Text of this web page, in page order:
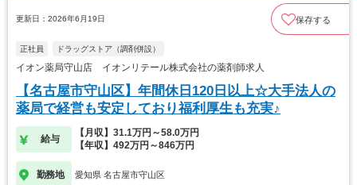
更新日：2026年6月19日 保存する
正社員 ドラッグストア（調剤併設）
イオン薬局守山店 イオンリテール株式会社の薬剤師求人
【名古屋市守山区】年間休日120日以上☆大手法人の
薬局で経営も安定しており福利厚生も充実♪
給与
【月収】31.1万円～58.0万円
【年収】492万円～846万円
勤務地 愛知県 名古屋市守山区